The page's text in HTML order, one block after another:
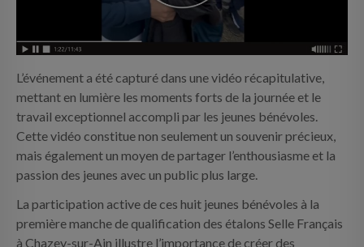
L’événement a été capturé dans une vidéo récapitulative,
mettant en lumière les moments forts de la journée et le
travail exceptionnel accompli par les jeunes bénévoles.
Cette vidéo constitue non seulement un souvenir précieux,
mais également un moyen de partager l’enthousiasme et la
passion des jeunes avec un public plus large.
La participation active de ces huit jeunes bénévoles à la
première manche de qualification des étalons Selle Français
à Chazey-sur-Ain illustre l’importance de créer des